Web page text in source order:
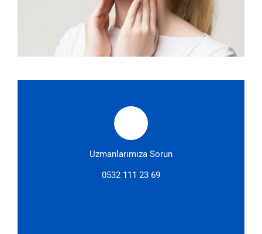
Uzmanlarımıza Sorun
0532 111 23 69